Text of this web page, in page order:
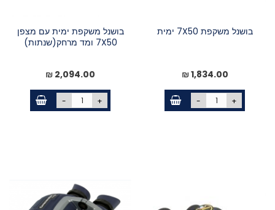
בושנל משקפת 7X50 ימית
1,834.00 ₪
- +
בושנל משקפת ימית עם מצפן
7X50 ומד מרחק(שנתות)
2,094.00 ₪
- +